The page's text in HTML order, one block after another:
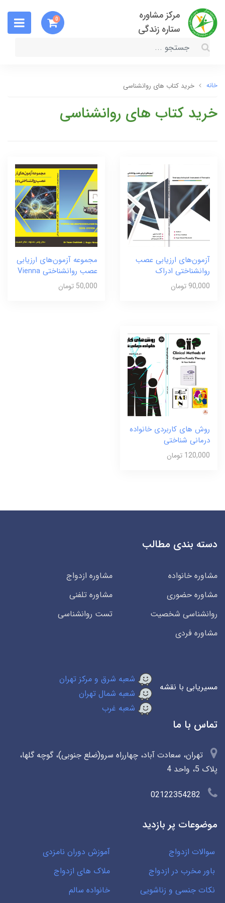
مرکز مشاوره
ستاره زندگی
0
خانه خرید کتاب های روانشناسی
خرید کتاب های روانشناسی
آزمون‌های ارزیابی عصب
روانشناختی ادراک
90,000 تومان
مجموعه آزمون‌های ارزیابی
عصب روانشناختی Vienna
50,000 تومان
روش های کاربردی خانواده
درمانی شناختی
120,000 تومان
دسته بندی مطالب
مشاوره خانواده
مشاوره ازدواج
مشاوره حضوری
مشاوره تلفنی
روانشناسی شخصیت
تست روانشناسی
مشاوره فردی
مسیریابی با نقشه
شعبه شرق و مرکز تهران
شعبه شمال تهران
شعبه غرب
تماس با ما
تهران، سعادت آباد، چهارراه سرو(ضلع جنوبی)، گوچه گلها،
پلاک 5، واحد 4
02122354282
موضوعات پر بازدید
سوالات ازدواج
آموزش دوران نامزدی
باور مخرب در ازدواج
ملاک های ازدواج
نکات جنسی و زناشویی
خانواده سالم